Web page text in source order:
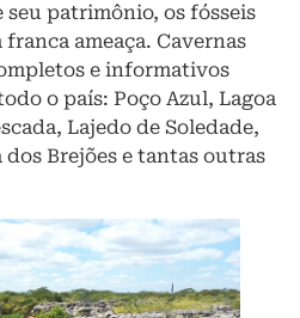
patrimônio, os fósseis
ameaça. Cavernas
e informativos
o país: Poço Azul, Lagoa
Lajedo de Soledade,
dos Brejões e tantas outras